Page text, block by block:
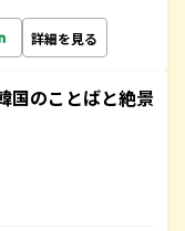
詳細を見る
国のことばと絶景